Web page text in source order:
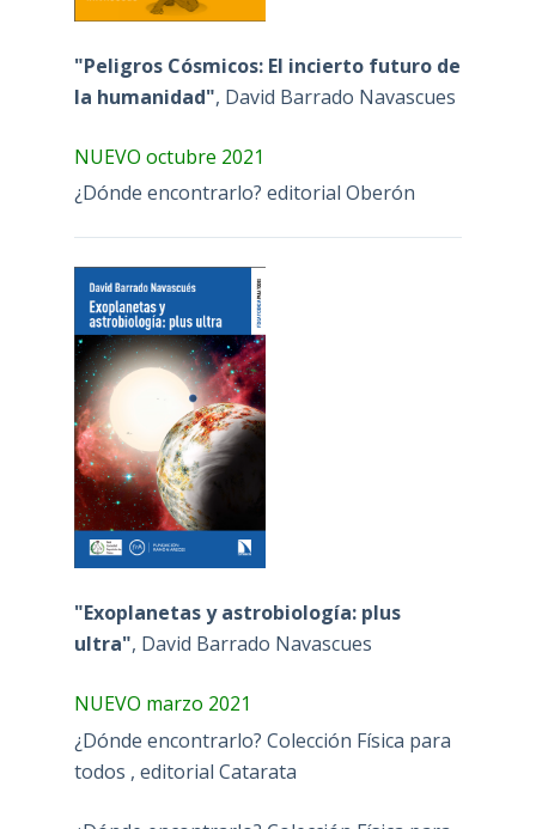
"Peligros Cósmicos: El incierto futuro de
la humanidad", David Barrado Navascues
NUEVO octubre 2021
¿Dónde encontrarlo? editorial Oberón
"Exoplanetas y astrobiología: plus
ultra", David Barrado Navascues
NUEVO marzo 2021
¿Dónde encontrarlo? Colección Física para
todos , editorial Catarata